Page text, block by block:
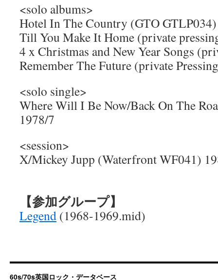
<solo albums>
Hotel In The Country (GTO
Till You Make It Home (private
4 x Christmas and New Year Songs
Remember The Future (private
<solo single>
Where Will I Be Now/Back On The
1978/7
<session>
X/Mickey Jupp (Waterfront WF041)
【参加グループ】
Legend (1968-1969.mid)
60s/70s英国ロック・データベース